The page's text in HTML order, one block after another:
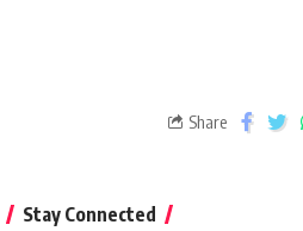
Share
Stay Connected